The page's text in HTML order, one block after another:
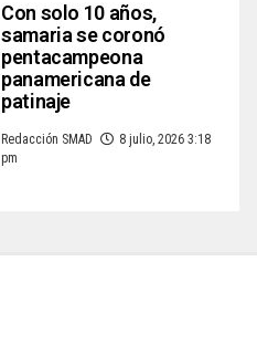
Con solo 10 años,
samaria se coronó
pentacampeona
panamericana de
patinaje
Redacción SMAD
8 julio, 2026 3:18
pm